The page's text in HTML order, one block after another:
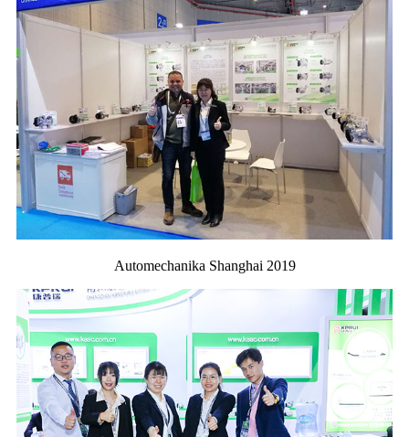
Automechanika Shanghai 2019